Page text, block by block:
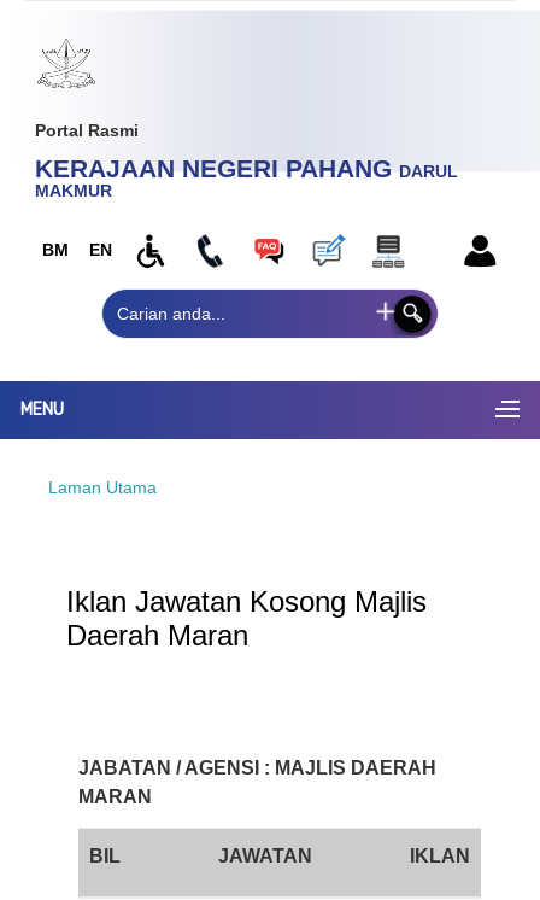
Portal Rasmi
KERAJAAN NEGERI PAHANGDARUL
MAKMUR
BM EN
MENU
Laman Utama
Iklan Jawatan Kosong Majlis
Daerah Maran
JABATAN / AGENSI : MAJLIS DAERAH
MARAN
BIL JAWATAN IKLAN